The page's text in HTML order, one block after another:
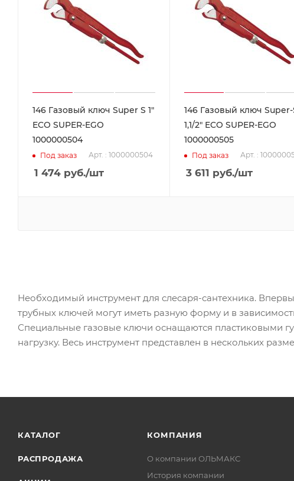
146 Газовый ключ Super S 1"
ECO SUPER-EGO
1000000504
Под заказ Арт. : 1000000504
1 474 руб./шт
146 Газовый ключ Super-
1,1/2" ECO SUPER-EGO
1000000505
Под заказ Арт. :
3 611 руб./шт
Необходимый инструмент для слесаря-сантехника.
трубных ключей могут иметь разную форму и в
Специальные газовые ключи оснащаются пластиковыми
нагрузку. Весь инструмент представлен в нескольких
КАТАЛОГ
РАСПРОДАЖА
КОМПАНИЯ
О компании ОЛЬМАКС
История компании